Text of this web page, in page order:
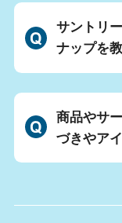
サントリ
ナップを
商品やサ
づきやア